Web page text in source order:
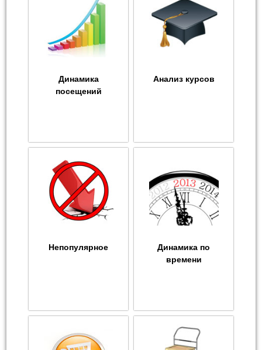
Динамика
посещений
Анализ курсов
Непопулярное
Динамика по
времени